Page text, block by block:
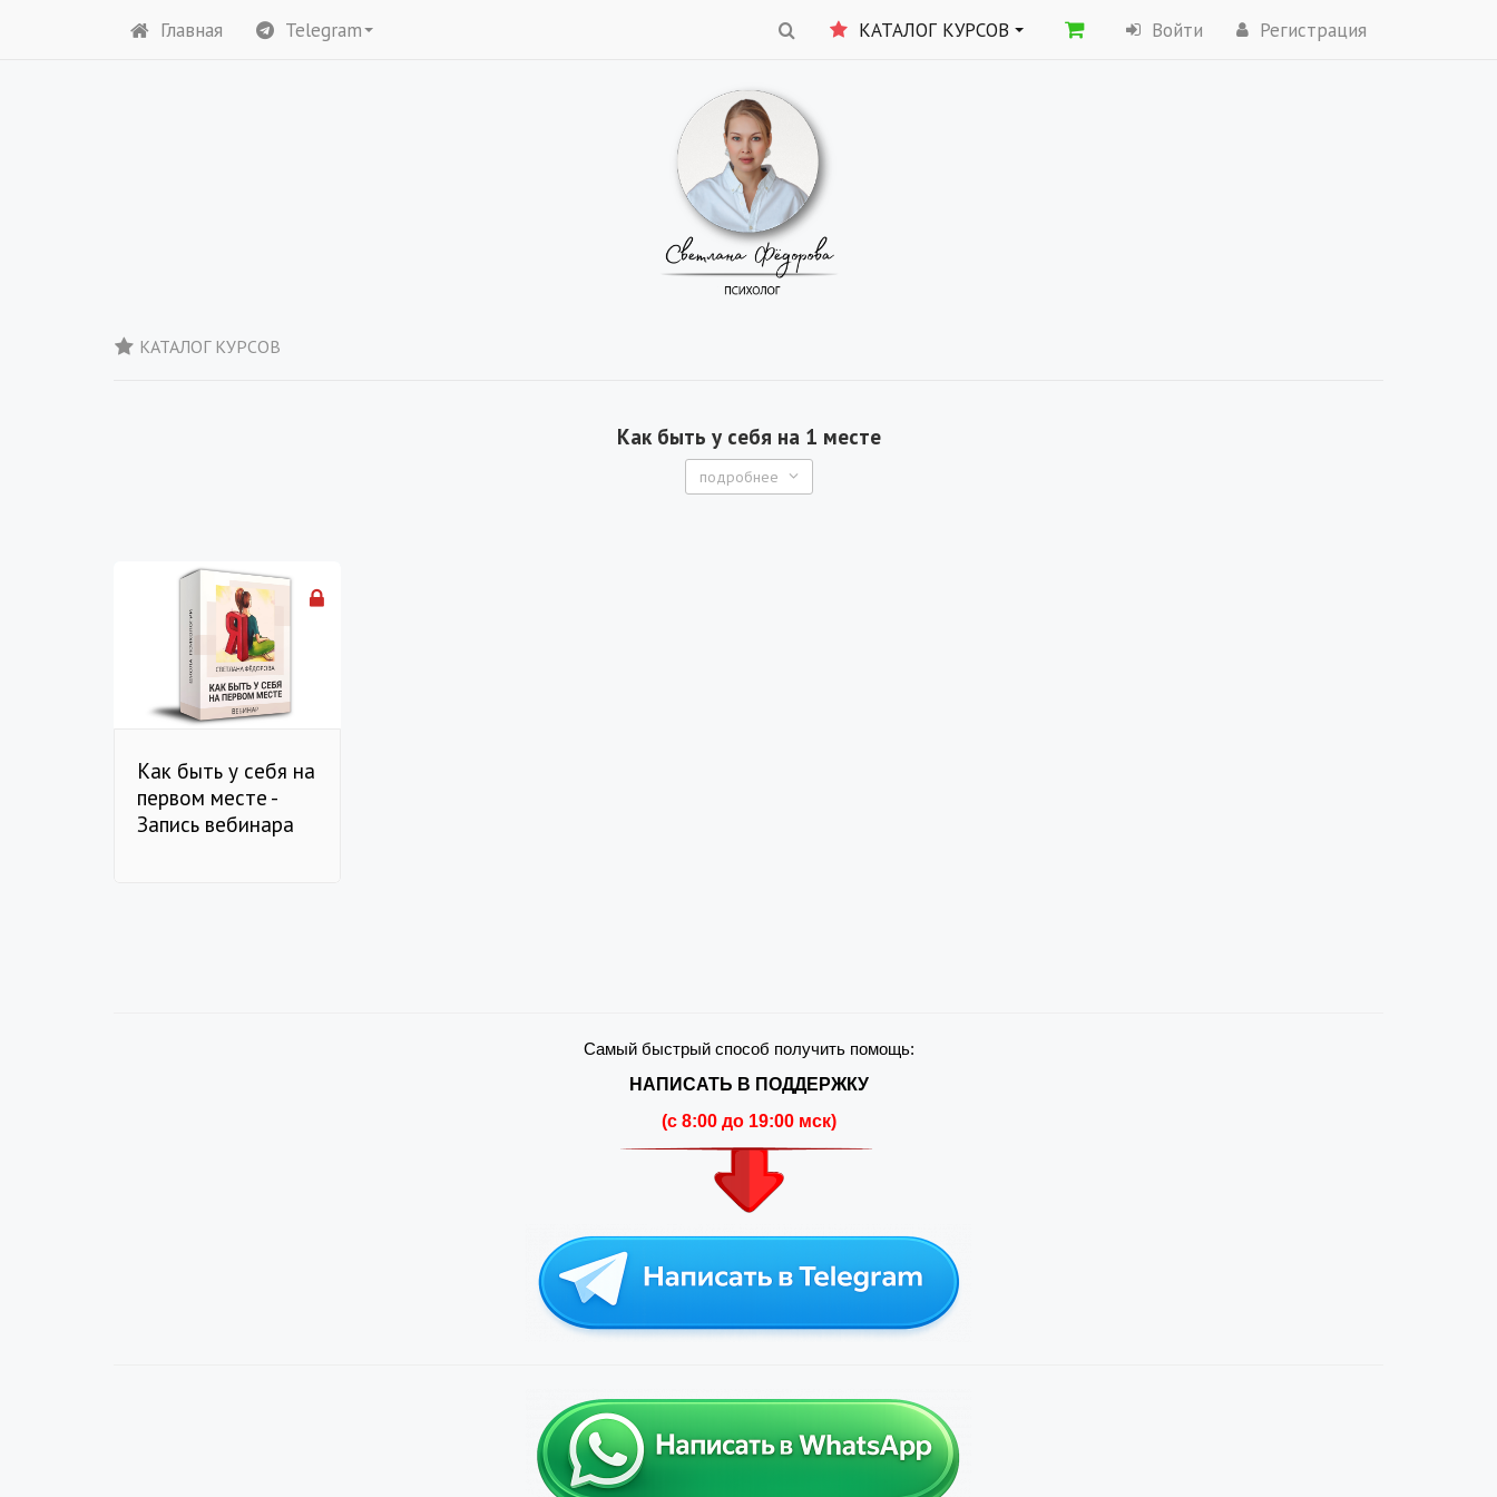
Главная Telegram КАТАЛОГ КУРСОВ Войти Регистрация
КАТАЛОГ КУРСОВ
Как быть у себя на 1 месте
подробнее
Как быть у себя на
первом месте -
Запись вебинара
Самый быстрый способ получить помощь:
НАПИСАТЬ В ПОДДЕРЖКУ
(c 8:00 до 19:00 мск)